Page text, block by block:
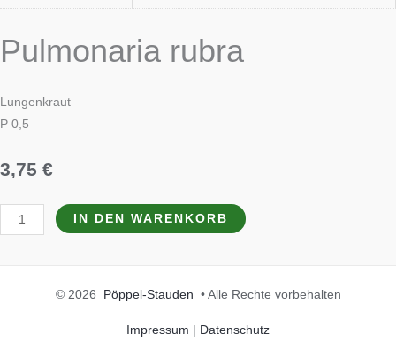
Pulmonaria rubra
Lungenkraut
P 0,5
3,75 €
IN DEN WARENKORB
© 2026 Pöppel-Stauden • Alle Rechte vorbehalten
Impressum | Datenschutz